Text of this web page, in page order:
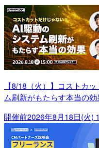
【8/18（火）】コストカ
ム刷新がもたらす本当の
開催前2026年8月18日(火)